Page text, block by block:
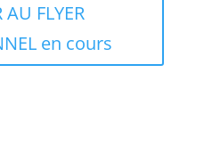
AU FLYER
en cours